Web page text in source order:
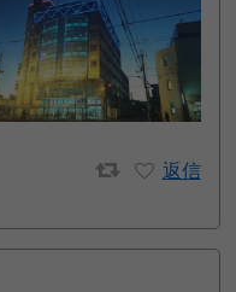
返信